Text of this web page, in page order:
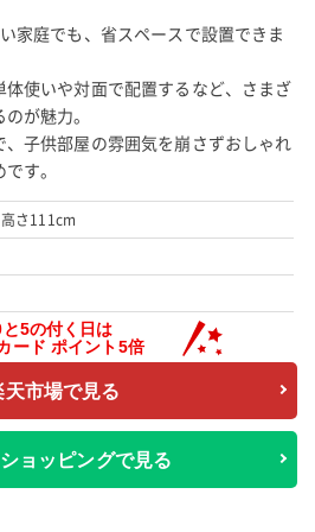
家庭でも、省スペースで設置できま
使いや対面で配置するなど、さまざ
が魅力。
子供部屋の雰囲気を崩さずおしゃれ
す。
さ111cm
天市場で見る
ョッピングで見る